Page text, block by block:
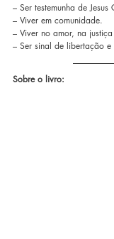
– Ser testemunha de
– Viver em comunidade.
– Viver no amor, na
– Ser sinal de libertação
Sobre o livro: